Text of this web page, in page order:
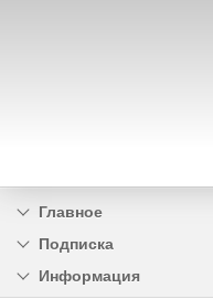
Главное
Подписка
Информация